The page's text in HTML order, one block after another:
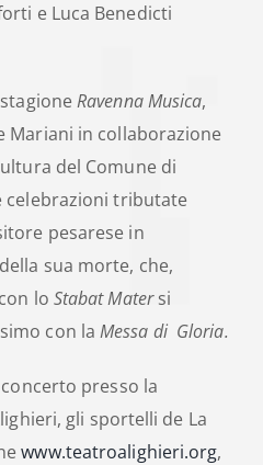
e Luca Benedicti
Ravenna Musica,
Mariani in collaborazione
del Comune di
celebrazioni tributate
pesarese in
sua morte, che,
lo Stabat Matersi
con laMessa di Gloria.
presso la
gli sportelli de La
www.teatroalighieri.org,